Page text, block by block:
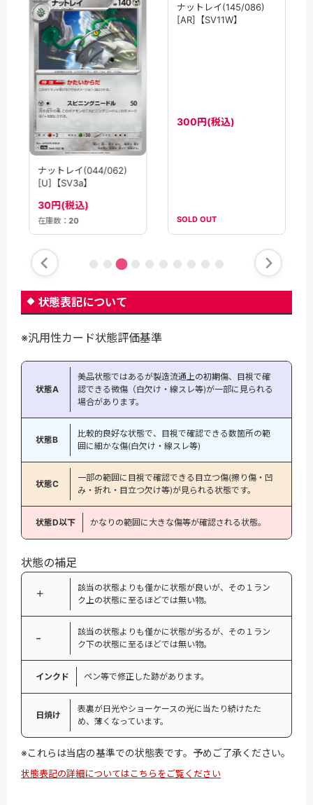
ナットレイ(044/062)
[U]【SV3a】
30円(税込)
在庫数： 20
ナットレイ(145/086)
[AR]【SV11W】
300円(税込)
SOLD OUT
状態表記について
※汎用性カード状態評価基準
状態A
美品状態ではあるが製造流通上の初期傷、目視で確
認できる微傷（白欠け・線スレ等)が一部に見られる
場合があります。
状態B
比較的良好な状態で、目視で確認できる数箇所の範
囲に細かな傷(白欠け・線スレ等)
状態C
一部の範囲に目視で確認できる目立つ傷(擦り傷・凹
み・折れ・目立つ欠け等)が見られる状態です。
状態D以下 かなりの範囲に大きな傷等が確認される状態。
状態の補足
＋
該当の状態よりも僅かに状態が良いが、その１ラン
ク上の状態に至るほどでは無い物。
−
該当の状態よりも僅かに状態が劣るが、その１ラン
ク下の状態に至るほどでは無い物。
インクド ペン等で修正した跡があります。
日焼け
表裏が日光やショーケースの光に当たり続けたた
め、薄くなっています。
※これらは当店の基準での状態表です。予めご了承ください。
状態表記の詳細についてはこちらをご覧ください